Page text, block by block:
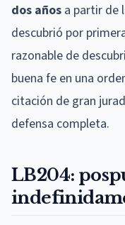
dos años a partir de
descubrió por
razonable de
buena fe en una
citación de gran
defensa completa.
LB204: